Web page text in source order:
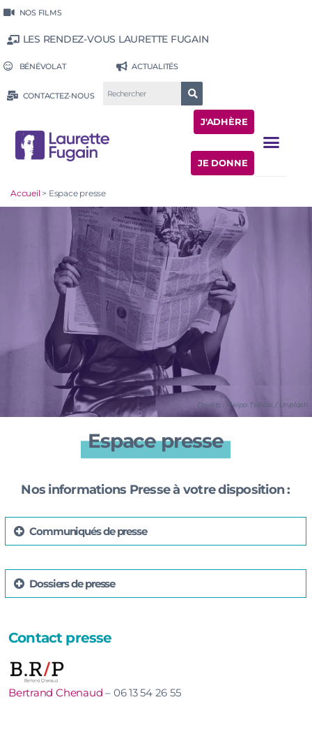
NOS FILMS
LES RENDEZ-VOUS LAURETTE FUGAIN
BÉNÉVOLAT ACTUALITÉS
CONTACTEZ-NOUS
J'ADHÈRE
JE DONNE
Accueil > Espace presse
Espace presse
Nos informations Presse à votre disposition :
Communiqués de presse
Dossiers de presse
Contact presse
Bertrand Chenaud – 06 13 54 26 55
Crédits : Melpo Tsiliaki / Unplash